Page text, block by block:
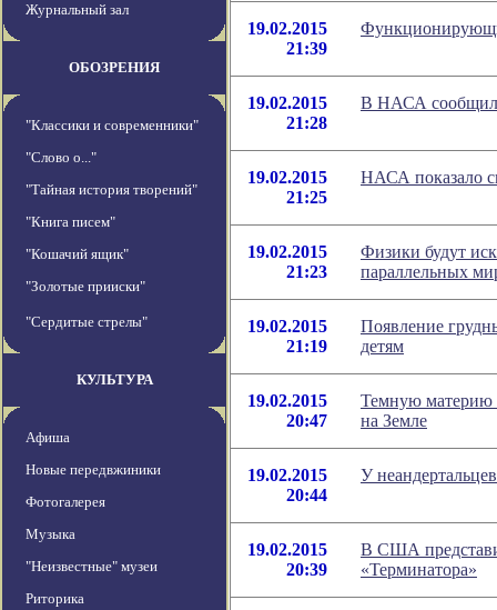
Журнальный зал
ОБОЗРЕНИЯ
"Классики и современники"
"Слово о..."
"Тайная история творений"
"Книга писем"
"Кошачий ящик"
"Золотые прииски"
"Сердитые стрелы"
КУЛЬТУРА
Афиша
Новые передвжиники
Фотогалерея
Музыка
"Неизвестные" музеи
Риторика
19.02.2015
21:39
19.02.2015
21:28
В НАСА
19.02.2015
21:25
НАСА показало
19.02.2015
21:23
Физики будут
параллельных
19.02.2015
21:19
Появление
детям
19.02.2015
20:47
Темную материю
на Земле
19.02.2015
20:44
У
19.02.2015
20:39
В США
«Терминатора»